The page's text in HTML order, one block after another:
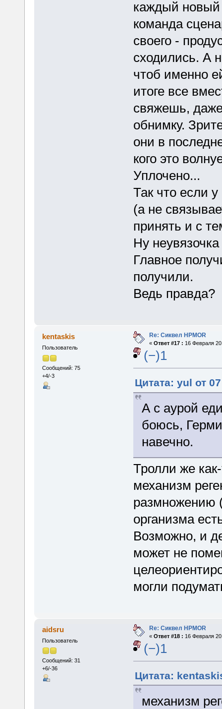
каждый новый
команда
своего -
сходились. А
чтоб именно
итоге все
свяжешь,
обнимку.
они в
кого это
Уплочено...
Так что если
(а не
принять и с
Ну
Главное
получили.
Ведь правда?
kentaskis
Пользователь
Сообщений: 75
+4/-3
Re: Сиквел HPMOR
« Ответ #17 : 16 Февраля
(−)1
Цитата: yul от
А с аурой
боюсь,
навечно.
Тролли же
механизм
размножению
организма
Возможно, и
может не
могли
aidsru
Пользователь
Сообщений: 31
+6/-36
Re: Сиквел HPMOR
« Ответ #18 : 16 Февраля
(−)1
Цитата:
механизм